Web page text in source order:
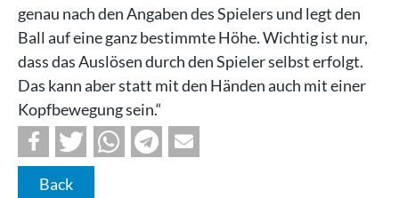
genau nach den Angaben des Spielers und legt den
Ball auf eine ganz bestimmte Höhe. Wichtig ist nur,
dass das Auslösen durch den Spieler selbst erfolgt.
Das kann aber statt mit den Händen auch mit einer
Kopfbewegung sein.“
Back